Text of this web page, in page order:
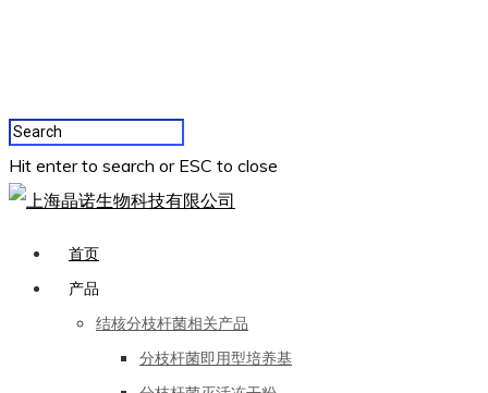
Hit enter to search or ESC to close
首页
产品
结核分枝杆菌相关产品
分枝杆菌即用型培养基